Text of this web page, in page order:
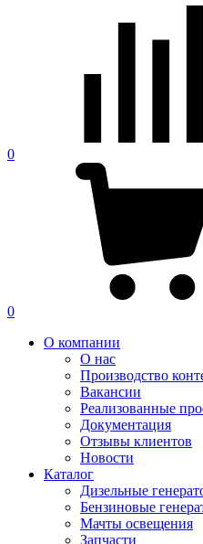
0
0
О компании
О нас
Производство
Вакансии
Реализованные
Документация
Отзывы клиентов
Новости
Каталог
Дизельные
Бензиновые
Мачты освещения
Запчасти